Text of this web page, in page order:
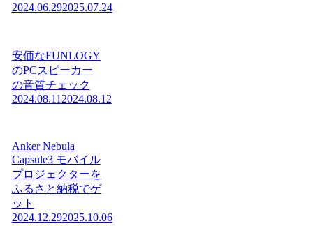
2024.06.292025.07.24
安価なFUNLOGY
のPCスピーカー
の音質チェック
2024.08.11 2024.08.12
Anker Nebula
Capsule3 モバイル
プロジェクターを
ふるさと納税でゲ
ット
2024.12.292025.10.06